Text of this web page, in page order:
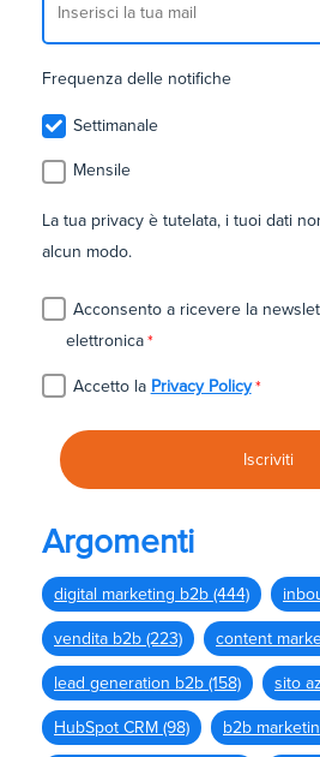
Frequenza delle notifiche
Settimanale
Mensile
La tua privacy è tutelata, i tuoi dati
alcun modo.
Acconsento a ricevere la
elettronica*
Accetto la Privacy Policy *
Argomenti
digital marketing b2b (444)
vendita b2b (223) content
lead generation b2b (158) sito
HubSpot CRM (98) b2b